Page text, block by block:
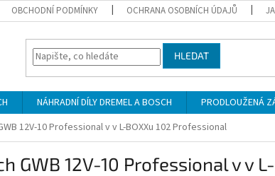
OBCHODNÍ PODMÍNKY OCHRANA OSOBNÍCH ÚDAJŮ
HLEDAT
NÁHRADNÍ DÍLY DREMEL A BOSCH PRODLOUŽENÁ
12V-10 Professional v v L-BOXXu 102 Professional
GWB 12V-10 Professional v v